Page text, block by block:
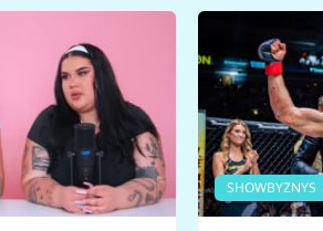
SHOWBYZNYS